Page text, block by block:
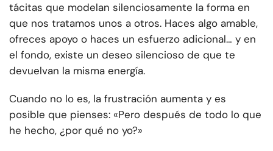
tácitas que modelan silenciosamente la forma en
que nos tratamos unos a otros. Haces algo amable,
ofreces apoyo o haces un esfuerzo adicional… y en
el fondo, existe un deseo silencioso de que te
devuelvan la misma energía.
Cuando no lo es, la frustración aumenta y es
posible que pienses: «Pero después de todo lo que
he hecho, ¿por qué no yo?»